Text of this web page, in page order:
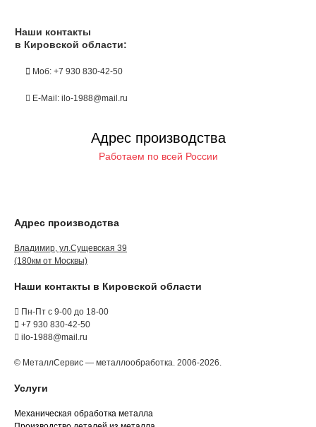
Наши контакты
в Кировской области:
Моб: +7 930 830-42-50
E-Mail: ilo-1988@mail.ru
Адрес производства
Работаем по всей России
Адрес производства
Владимир, ул.Сущевская 39
(180км от Москвы)
Наши контакты в Кировской области
Пн-Пт с 9-00 до 18-00
+7 930 830-42-50
ilo-1988@mail.ru
© МеталлСервис — металлообработка. 2006-2026.
Услуги
Механическая обработка металла